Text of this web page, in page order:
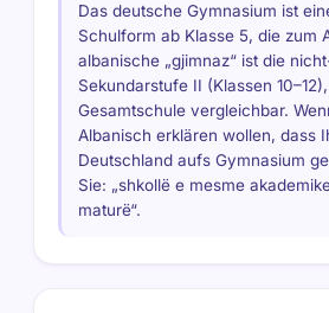
Das deutsche Gymnasium ist
Schulform ab Klasse 5, die zum
albanische „gjimnaz“ ist die
Sekundarstufe II (Klassen
Gesamtschule vergleichbar.
Albanisch erklären wollen, dass
Deutschland aufs Gymnasium
Sie: „shkollë e mesme
maturë“.